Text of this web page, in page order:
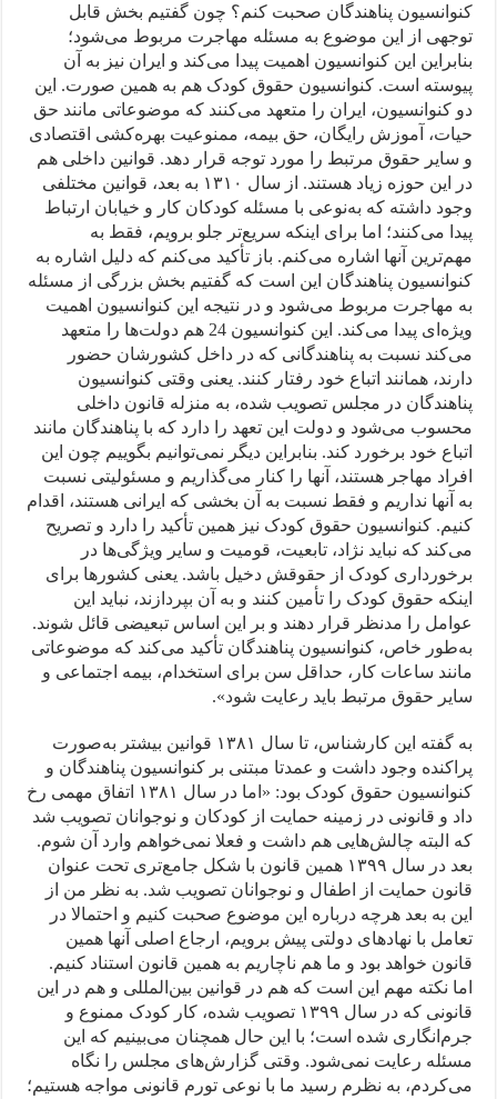
کنوانسیون پناهندگان صحبت کنم؟ چون گفتیم بخش قابل
توجهی از این موضوع به مسئله مهاجرت مربوط می‌شود؛
بنابراین این کنوانسیون اهمیت پیدا می‌کند و ایران نیز به آن
پیوسته است. کنوانسیون حقوق کودک هم به همین صورت. این
دو کنوانسیون، ایران را متعهد می‌کنند که موضوعاتی مانند حق
حیات، آموزش رایگان، حق بیمه، ممنوعیت بهره‌کشی اقتصادی
و سایر حقوق مرتبط را مورد توجه قرار دهد. قوانین داخلی هم
در این حوزه زیاد هستند. از سال ۱۳۱۰ به بعد، قوانین مختلفی
وجود داشته که به‌نوعی با مسئله کودکان کار و خیابان ارتباط
پیدا می‌کنند؛ اما برای اینکه سریع‌تر جلو برویم، فقط به
مهم‌ترین آنها اشاره می‌کنم. باز تأکید می‌کنم که دلیل اشاره به
کنوانسیون پناهندگان این است که گفتیم بخش بزرگی از مسئله
به مهاجرت مربوط می‌شود و در نتیجه این کنوانسیون اهمیت
ویژه‌ای پیدا می‌کند. این کنوانسیون 24 هم دولت‌ها را متعهد
می‌کند نسبت به پناهندگانی که در داخل کشورشان حضور
دارند، همانند اتباع خود رفتار کنند. یعنی وقتی کنوانسیون
پناهندگان در مجلس تصویب شده، به منزله قانون داخلی
محسوب می‌شود و دولت این تعهد را دارد که با پناهندگان مانند
اتباع خود برخورد کند. بنابراین دیگر نمی‌توانیم بگوییم چون این
افراد مهاجر هستند، آنها را کنار می‌گذاریم و مسئولیتی نسبت
به آنها نداریم و فقط نسبت به آن بخشی که ایرانی هستند، اقدام
کنیم. کنوانسیون حقوق کودک نیز همین تأکید را دارد و تصریح
می‌کند که نباید نژاد، تابعیت، قومیت و سایر ویژگی‌ها در
برخورداری کودک از حقوقش دخیل باشد. یعنی کشورها برای
اینکه حقوق کودک را تأمین کنند و به آن بپردازند، نباید این
عوامل را مدنظر قرار دهند و بر این اساس تبعیضی قائل شوند.
به‌طور خاص، کنوانسیون پناهندگان تأکید می‌کند که موضوعاتی
مانند ساعات کار، حداقل سن برای استخدام، بیمه اجتماعی و
سایر حقوق مرتبط باید رعایت شود».
به گفته این کارشناس، تا سال ۱۳۸۱ قوانین بیشتر به‌صورت
پراکنده وجود داشت و عمدتا مبتنی بر کنوانسیون پناهندگان و
کنوانسیون حقوق کودک بود: «اما در سال ۱۳۸۱ اتفاق مهمی رخ
داد و قانونی در زمینه حمایت از کودکان و نوجوانان تصویب شد
که البته چالش‌هایی هم داشت و فعلا نمی‌خواهم وارد آن شوم.
بعد در سال ۱۳۹۹ همین قانون با شکل جامع‌تری تحت عنوان
قانون حمایت از اطفال و نوجوانان تصویب شد. به نظر من از
این به بعد هرچه درباره این موضوع صحبت کنیم و احتمالا در
تعامل با نهادهای دولتی پیش برویم، ارجاع اصلی آنها همین
قانون خواهد بود و ما هم ناچاریم به همین قانون استناد کنیم.
اما نکته مهم این است که هم در قوانین بین‌المللی و هم در این
قانونی که در سال ۱۳۹۹ تصویب شده، کار کودک ممنوع و
جرم‌انگاری شده است؛ با این حال همچنان می‌بینیم که این
مسئله رعایت نمی‌شود. وقتی گزارش‌های مجلس را نگاه
می‌کردم، به نظرم رسید ‌ما با نوعی تورم قانونی مواجه هستیم؛